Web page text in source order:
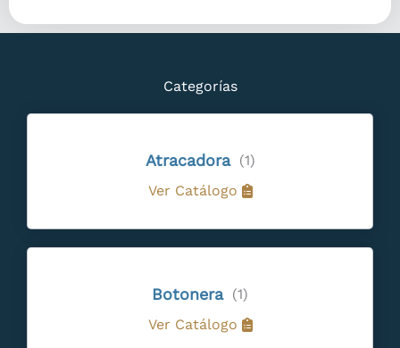
Categorías
Atracadora
(1)
Ver Catálogo
Botonera (1)
Ver Catálogo